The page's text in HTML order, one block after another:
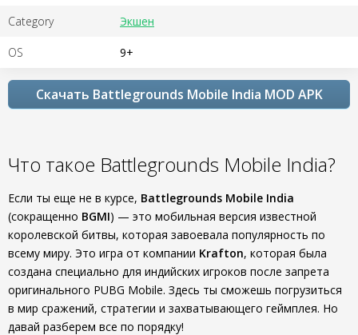
Category Экшен
OS 9+
Скачать Battlegrounds Mobile India MOD APK
Что такое Battlegrounds Mobile India?
Если ты еще не в курсе, Battlegrounds Mobile India
(сокращенно BGMI) — это мобильная версия известной
королевской битвы, которая завоевала популярность по
всему миру. Это игра от компании Krafton, которая была
создана специально для индийских игроков после запрета
оригинального PUBG Mobile. Здесь ты сможешь погрузиться
в мир сражений, стратегии и захватывающего геймплея. Но
давай разберем все по порядку!